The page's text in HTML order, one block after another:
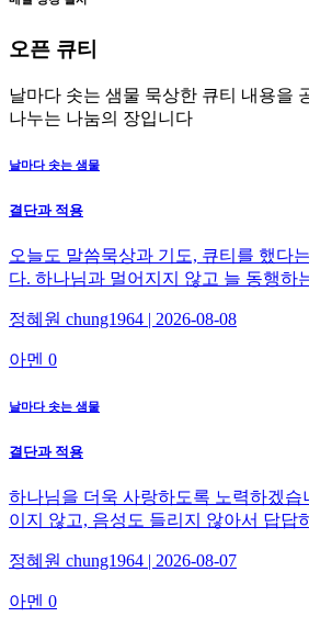
오픈 큐티
날마다 솟는 샘물 묵상한 큐티 내용을
나누는 나눔의 장입니다
날마다 솟는 샘물
결단과 적용
오늘도 말씀묵상과 기도, 큐티를 했다
다. 하나님과 멀어지지 않고 늘 동행하
정혜원 chung1964 | 2026-08-08
아멘 0
날마다 솟는 샘물
결단과 적용
하나님을 더욱 사랑하도록 노력하겠습
이지 않고, 음성도 들리지 않아서 답답
정혜원 chung1964 | 2026-08-07
아멘 0